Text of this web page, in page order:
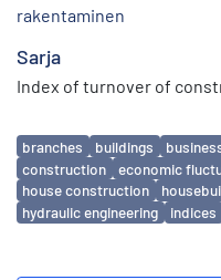
rakentaminen
Sarja
Index of turnover of
Avainsanat
branches buildings
construction
economic
house construction
hydraulic engineering
indices